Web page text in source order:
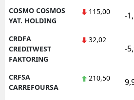
COSMO COSMOS
YAT. HOLDING
115,00 -
CRDFA
CREDITWEST
FAKTORING
32,02
-
CRFSA
CARREFOURSA
210,50